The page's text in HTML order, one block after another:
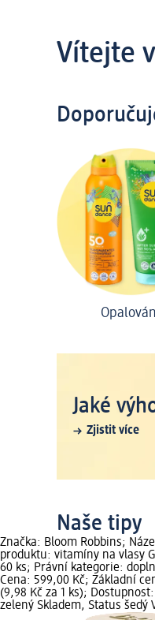
Vítejte
Jaké
Zjistit více
Naše tipy
Značka: Bloom Robbins;
produktu: vitamíny na vlasy
60 ks; Právní kategorie:
Cena: 599,00 Kč; Základní
(9,98 Kč za 1 ks);
zelený Skladem, Status šedý